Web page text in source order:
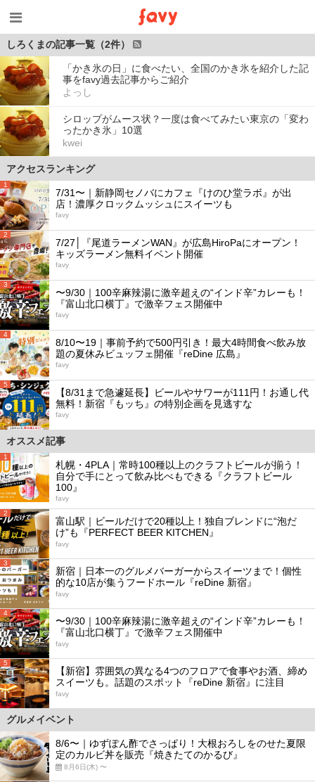
しろくまの記事一覧（2件）
「かき氷の日」に食べたい、全国のかき氷を紹介した記
事をfavy過去記事からご紹介
よっし
シロップがムース状？一度は食べてみたい東京の「変わ
ったかき氷」10選
kwei
アクセスランキング
1
7/31〜｜新静岡セノバにカフェ『けのひ堂ラボ』が出
店！濃厚クロックムッシュにスイーツも
favy
2
7/27│『尾道ラーメンWAN』が広島HiroPaにオープン！
キッズラーメン無料イベント開催
favy
3
〜9/30｜100辛麻辣湯に激辛超えの“インド辛”カレーも！
『富山北口横丁』で激辛フェス開催中
favy
4
8/10〜19｜事前予約で500円引き！最大4時間食べ飲み放
題の夏休みビュッフェ開催『reDine 広島』
favy
5
【8/31まで急遽延長】ビールやサワーが111円！お通し代
無料！新宿『もッち』の特別企画を見逃すな
favy
オススメ記事
1
札幌・4PLA｜常時100種以上のクラフトビールが揃う！
自分で手にとって飲み比べもできる『クラフトビール
100』
favy
2
富山駅｜ビールだけで20種以上！独自ブレンドに“泡だ
け”も『PERFECT BEER KITCHEN』
favy
3
新宿｜日本一のグルメバーガーからスイーツまで！個性
的な10店が集うフードホール『reDine 新宿』
favy
4
〜9/30｜100辛麻辣湯に激辛超えの“インド辛”カレーも！
『富山北口横丁』で激辛フェス開催中
favy
5
【新宿】雰囲気の異なる4つのフロアで食事やお酒、締め
スイーツも。話題のスポット『reDine 新宿』に注目
favy
グルメイベント
8/6〜｜ゆずぽん酢でさっぱり！大根おろしをのせた夏限
定のカルビ丼を販売『焼きたてのかるび』
8月6日(木) 〜